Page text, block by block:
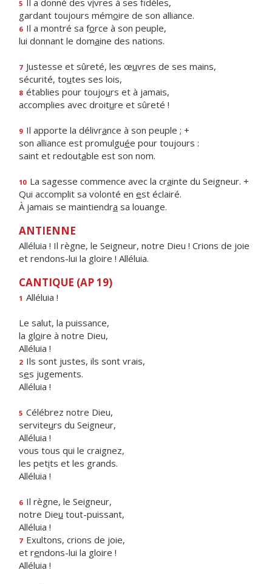
5 Il a donné des vivres à ses fidèles,
gardant toujours mémoire de son alliance.
6 Il a montré sa force à son peuple,
lui donnant le domaine des nations.
7 Justesse et sûreté, les œuvres de ses mains,
sécurité, toutes ses lois,
8 établies pour toujours et à jamais,
accomplies avec droiture et sûreté !
9 Il apporte la délivrance à son peuple ; +
son alliance est promulguée pour toujours :
saint et redoutable est son nom.
10 La sagesse commence avec la crainte du Seigneur. +
Qui accomplit sa volonté en est éclairé.
À jamais se maintiendra sa louange.
ANTIENNE
Alléluia ! Il règne, le Seigneur, notre Dieu ! Crions de joie
et rendons-lui la gloire ! Alléluia.
CANTIQUE (AP 19)
1 Alléluia !
Le salut, la puissance,
la gloire à notre Dieu,
Alléluia !
2 Ils sont justes, ils sont vrais,
ses jugements.
Alléluia !
5 Célébrez notre Dieu,
serviteurs du Seigneur,
Alléluia !
vous tous qui le craignez,
les petits et les grands.
Alléluia !
6 Il règne, le Seigneur,
notre Dieu tout-puissant,
Alléluia !
7 Exultons, crions de joie,
et rendons-lui la gloire !
Alléluia !